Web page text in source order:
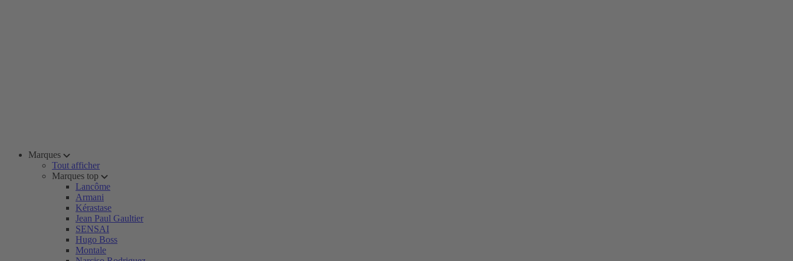
Marques
Tout afficher
Marques top
Lancôme
Armani
Kérastase
Jean Paul Gaultier
SENSAI
Hugo Boss
Montale